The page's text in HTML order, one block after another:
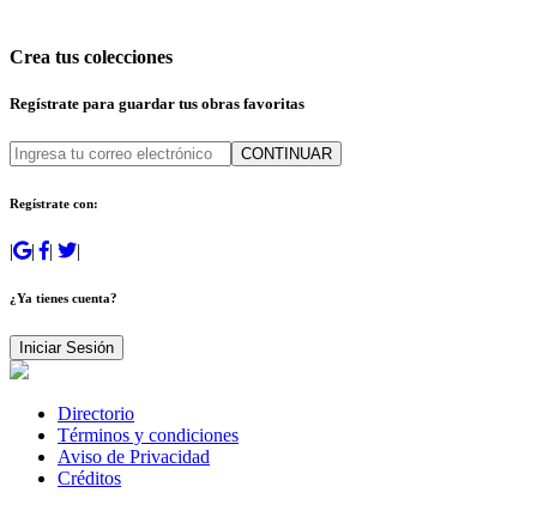
Crea tus colecciones
Regístrate para guardar tus obras favoritas
CONTINUAR
Regístrate con:
| | | |
¿Ya tienes cuenta?
Iniciar Sesión
Directorio
Términos y condiciones
Aviso de Privacidad
Créditos